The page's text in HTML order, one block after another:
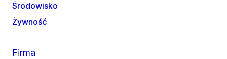
Środowisko
Żywność
Firma